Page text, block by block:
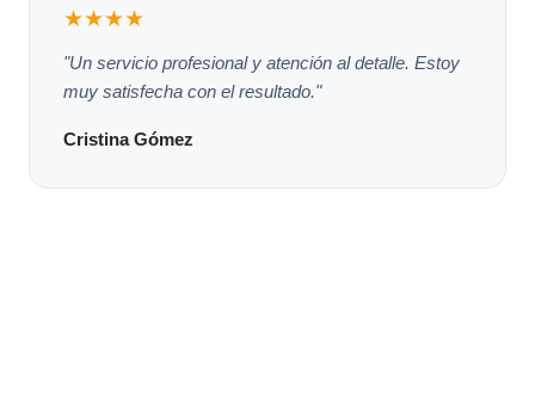
★★★★
"Un servicio profesional y atención al detalle. Estoy
muy satisfecha con el resultado."
Cristina Gómez